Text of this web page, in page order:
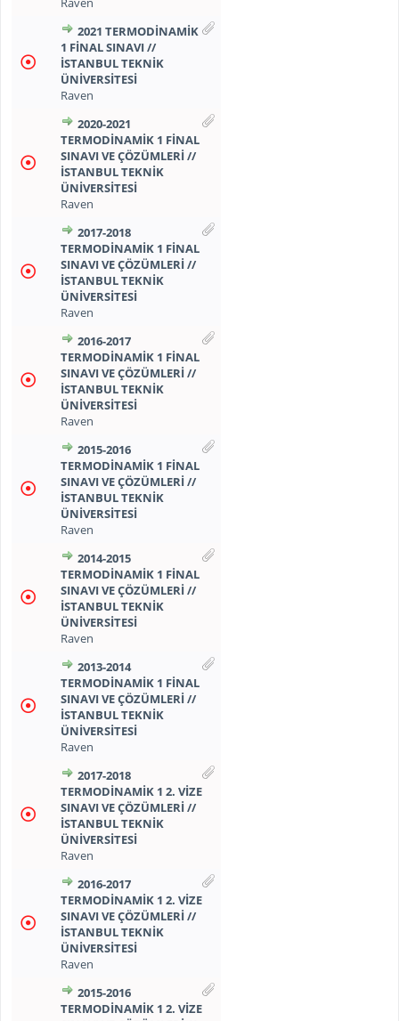
2021 TERMODİNAMİK
1 FİNAL SINAVI //
İSTANBUL TEKNİK
ÜNİVERSİTESİ
Raven
2020-2021
TERMODİNAMİK 1 FİNAL
SINAVI VE ÇÖZÜMLERİ //
İSTANBUL TEKNİK
ÜNİVERSİTESİ
Raven
2017-2018
TERMODİNAMİK 1 FİNAL
SINAVI VE ÇÖZÜMLERİ //
İSTANBUL TEKNİK
ÜNİVERSİTESİ
Raven
2016-2017
TERMODİNAMİK 1 FİNAL
SINAVI VE ÇÖZÜMLERİ //
İSTANBUL TEKNİK
ÜNİVERSİTESİ
Raven
2015-2016
TERMODİNAMİK 1 FİNAL
SINAVI VE ÇÖZÜMLERİ //
İSTANBUL TEKNİK
ÜNİVERSİTESİ
Raven
2014-2015
TERMODİNAMİK 1 FİNAL
SINAVI VE ÇÖZÜMLERİ //
İSTANBUL TEKNİK
ÜNİVERSİTESİ
Raven
2013-2014
TERMODİNAMİK 1 FİNAL
SINAVI VE ÇÖZÜMLERİ //
İSTANBUL TEKNİK
ÜNİVERSİTESİ
Raven
2017-2018
TERMODİNAMİK 1 2. VİZE
SINAVI VE ÇÖZÜMLERİ //
İSTANBUL TEKNİK
ÜNİVERSİTESİ
Raven
2016-2017
TERMODİNAMİK 1 2. VİZE
SINAVI VE ÇÖZÜMLERİ //
İSTANBUL TEKNİK
ÜNİVERSİTESİ
Raven
2015-2016
TERMODİNAMİK 1 2. VİZE